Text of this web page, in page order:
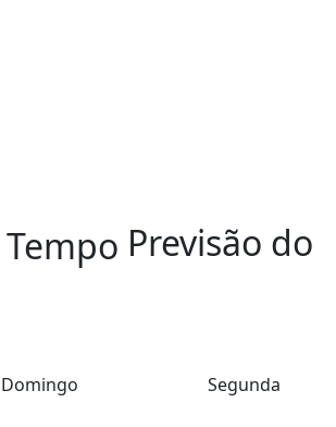
Previsão do
Domingo Segunda